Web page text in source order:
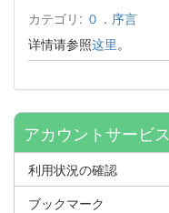
カテゴリ: ０．序言
详情请参照这里。
アカウントサービス
利用状況の確認
ブックマーク